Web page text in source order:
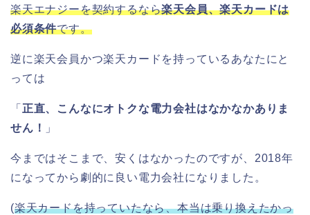
楽天エナジーを契約するなら楽天会員、楽天カードは
必須条件です。
逆に楽天会員かつ楽天カードを持っているあなたにと
っては
「 正直、こんなにオトクな電力会社はなかなかありま
せん！
」
今まではそこまで、安くはなかったのですが、2018年
になってから劇的に良い電力会社になりました。
(楽天カードを持っていたなら、本当は乗り換えたかっ